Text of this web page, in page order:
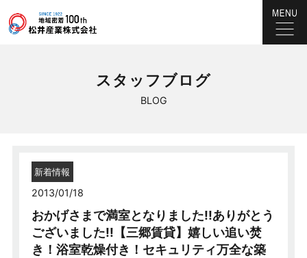
BLOG
スタッフブログ
新着情報
2013/01/18
おかげさまで満室となりました!!ありがとう
ございました!!【三郷賃貸】嬉しい追い焚
き！浴室乾燥付き！セキュリティ万全な築